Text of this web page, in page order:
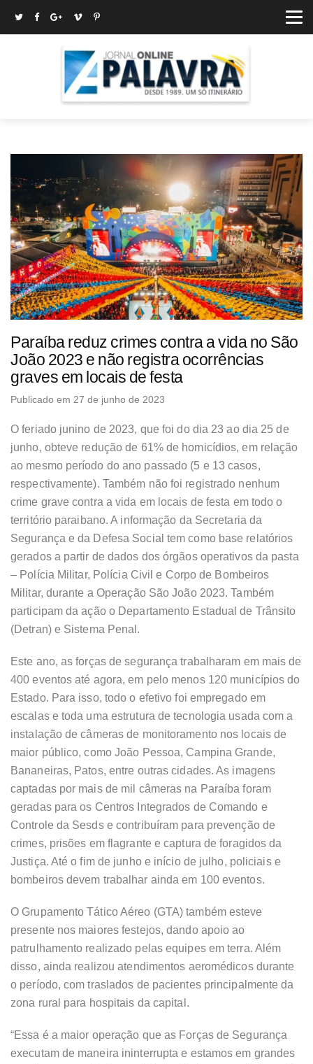
Paraíba reduz crimes contra a vida no São
João 2023 e não registra ocorrências
graves em locais de festa
Publicado em 27 de junho de 2023
O feriado junino de 2023, que foi do dia 23 ao dia 25 de
junho, obteve redução de 61% de homicídios, em relação
ao mesmo período do ano passado (5 e 13 casos,
respectivamente). Também não foi registrado nenhum
crime grave contra a vida em locais de festa em todo o
território paraibano. A informação da Secretaria da
Segurança e da Defesa Social tem como base relatórios
gerados a partir de dados dos órgãos operativos da pasta
– Polícia Militar, Polícia Civil e Corpo de Bombeiros
Militar, durante a Operação São João 2023. Também
participam da ação o Departamento Estadual de Trânsito
(Detran) e Sistema Penal.
Este ano, as forças de segurança trabalharam em mais de
400 eventos até agora, em pelo menos 120 municípios do
Estado. Para isso, todo o efetivo foi empregado em
escalas e toda uma estrutura de tecnologia usada com a
instalação de câmeras de monitoramento nos locais de
maior público, como João Pessoa, Campina Grande,
Bananeiras, Patos, entre outras cidades. As imagens
captadas por mais de mil câmeras na Paraíba foram
geradas para os Centros Integrados de Comando e
Controle da Sesds e contribuíram para prevenção de
crimes, prisões em flagrante e captura de foragidos da
Justiça. Até o fim de junho e início de julho, policiais e
bombeiros devem trabalhar ainda em 100 eventos.
O Grupamento Tático Aéreo (GTA) também esteve
presente nos maiores festejos, dando apoio ao
patrulhamento realizado pelas equipes em terra. Além
disso, ainda realizou atendimentos aeromédicos durante
o período, com traslados de pacientes principalmente da
zona rural para hospitais da capital.
“Essa é a maior operação que as Forças de Segurança
executam de maneira ininterrupta e estamos em grandes